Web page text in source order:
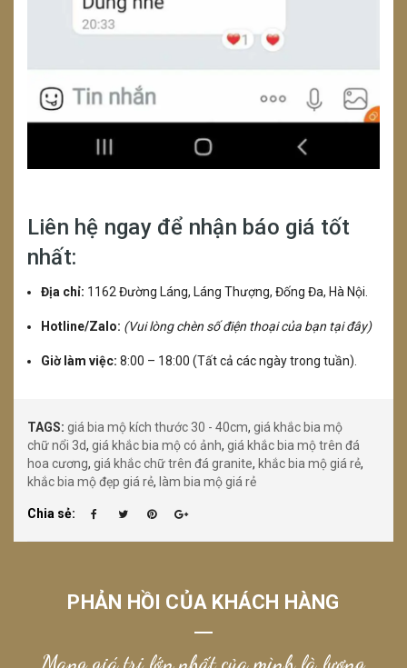
Liên hệ ngay để nhận báo giá tốt
nhất:
Địa chỉ: 1162 Đường Láng, Láng Thượng, Đống Đa, Hà Nội.
Hotline/Zalo: (Vui lòng chèn số điện thoại của bạn tại đây)
Giờ làm việc: 8:00 – 18:00 (Tất cả các ngày trong tuần).
TAGS: giá bia mộ kích thước 30 - 40cm, giá khắc bia mộ
chữ nổi 3d, giá khắc bia mộ có ảnh, giá khắc bia mộ trên đá
hoa cương, giá khắc chữ trên đá granite, khắc bia mộ giá rẻ,
khắc bia mộ đẹp giá rẻ, làm bia mộ giá rẻ
Chia sẻ:
PHẢN HỒI CỦA KHÁCH HÀNG
Mang giá trị lớn nhất của mình là lương